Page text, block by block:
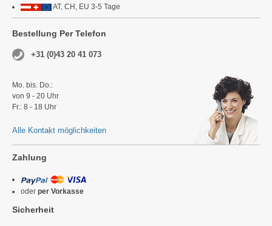
AT, CH, EU 3-5 Tage
Bestellung Per Telefon
+31 (0)43 20 41 073
Mo. bis. Do.:
von 9 - 20 Uhr
Fr.: 8 - 18 Uhr
Alle Kontakt möglichkeiten
Zahlung
oder per Vorkasse
Sicherheit